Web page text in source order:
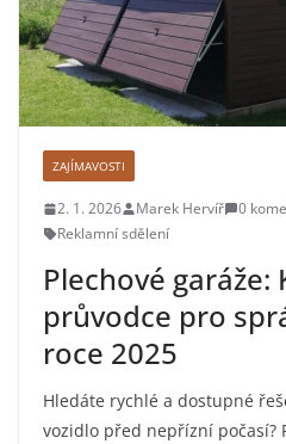
ZAJÍMAVOSTI
2. 1. 2026 Marek Hervíř 0
Reklamní sdělení
Plechové garáže:
průvodce pro
roce 2025
Hledáte rychlé a dostupné
vozidlo před nepřízní počasí?